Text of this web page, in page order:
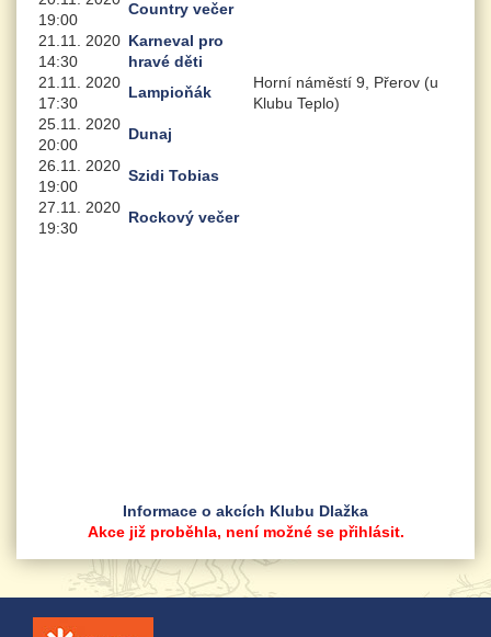
19:00
Country večer
21.11. 2020
14:30
Karneval pro
hravé děti
21.11. 2020
17:30
Lampioňák
Horní náměstí 9, Přerov (u
Klubu Teplo)
25.11. 2020
20:00
Dunaj
26.11. 2020
19:00
Szidi Tobias
27.11. 2020
19:30
Rockový večer
Informace o akcích Klubu Dlažka
Akce již proběhla, není možné se přihlásit.